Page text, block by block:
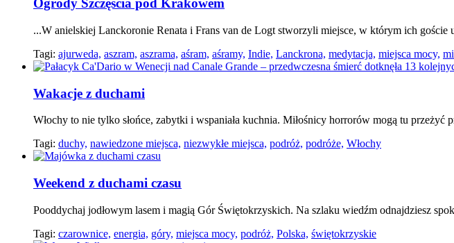
Ogrody Szczęścia pod Krakowem
...W anielskiej Lanckoronie Renata i Frans van de Logt stworzyli miejsce, w którym ich goście
Tagi: ajurweda, aszram, aszrama, aśram, aśramy, Indie, Lanckrona, medytacja, miejsca mocy,
Wakacje z duchami
Włochy to nie tylko słońce, zabytki i wspaniała kuchnia. Miłośnicy horrorów mogą tu
Tagi: duchy, nawiedzone miejsca, niezwykłe miejsca, podróż, podróże, Włochy
Weekend z duchami czasu
Pooddychaj jodłowym lasem i magią Gór Świętokrzyskich. Na szlaku wiedźm odnajdziesz
Tagi: czarownice, energia, góry, miejsca mocy, podróż, Polska, świętokrzyskie